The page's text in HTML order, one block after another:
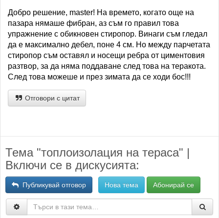
Добро решение, master! На времето, когато още на
пазара нямаше фибран, аз съм го правил това
упражнение с обикновен стиропор. Винаги съм гледал
да е максимално дебел, поне 4 см. Но между парчетата
стиропор съм оставял и носещи ребра от циментовия
разтвор, за да няма поддаване след това на теракота.
След това можеше и през зимата да се ходи бос!!!
Отговори с цитат
Тема "топлоизолация на тераса" |
Включи се в дискусията:
Публикувай отговор Нова тема Абонирай се